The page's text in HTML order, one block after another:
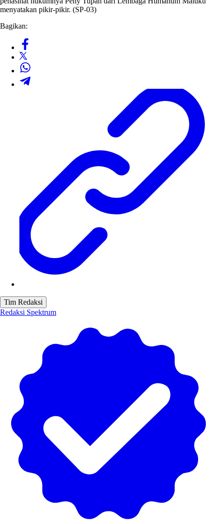
menyatakan pikir-pikir. (SP-03)
Bagikan:
Tim Redaksi
Redaksi Spektrum